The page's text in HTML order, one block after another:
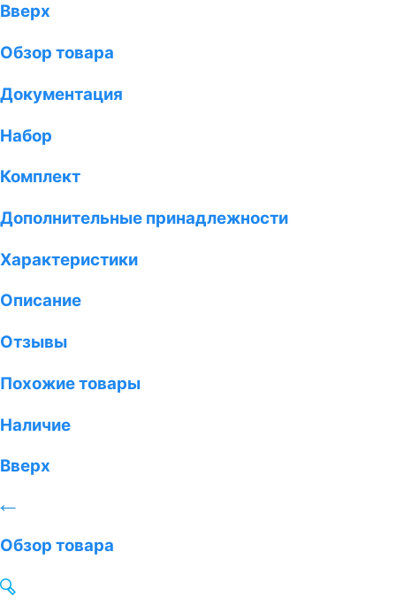
Вверх
Обзор товара
Документация
Набор
Комплект
Дополнительные принадлежности
Характеристики
Описание
Отзывы
Похожие товары
Наличие
Вверх
Обзор товара